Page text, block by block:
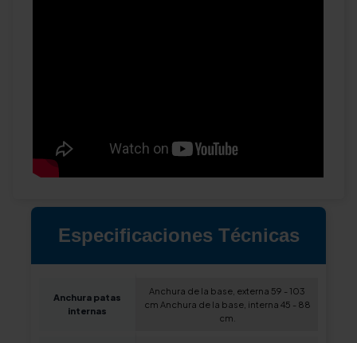
Especificaciones Técnicas
Anchura patas
internas
Anchura de la base, externa 59 - 103
cm Anchura de la base, interna 45 - 88
cm.